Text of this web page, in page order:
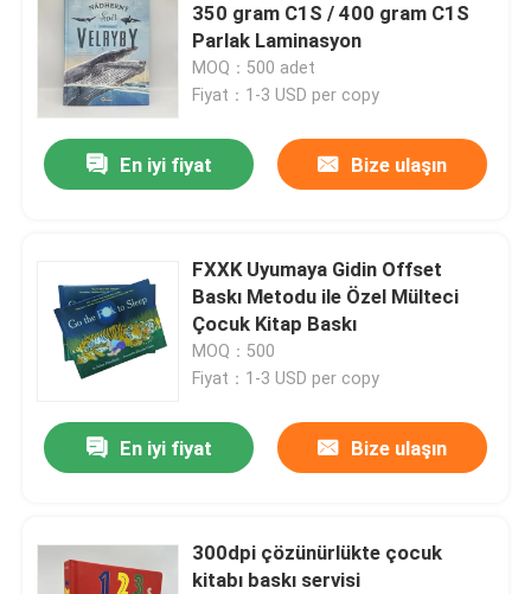
350 gram C1S / 400 gram C1S
Parlak Laminasyon
MOQ：500 adet
Fiyat：1-3 USD per copy
En iyi fiyat Bize ulaşın
FXXK Uyumaya Gidin Offset
Baskı Metodu ile Özel Mülteci
Çocuk Kitap Baskı
MOQ：500
Fiyat：1-3 USD per copy
En iyi fiyat Bize ulaşın
300dpi çözünürlükte çocuk
kitabı baskı servisi